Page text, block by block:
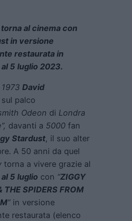
al cinema con
in versione
restaurata in
5 luglio 2023.
David
palco
Odeon di Londra
davanti a 5000 fan
Stardust, il suo alter
A 50 anni da quel
torna a vivere grazie al
5 luglio con “ZIGGY
THE SPIDERS FROM
”in versione
restaurata (elenco